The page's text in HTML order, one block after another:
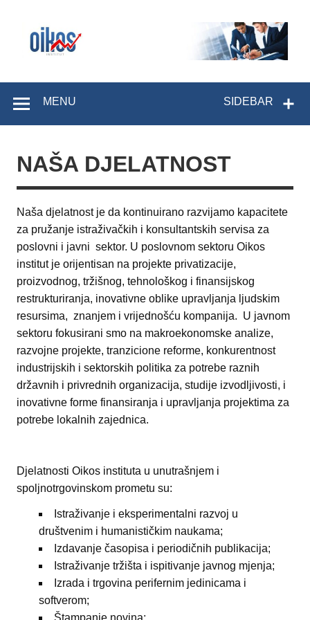
SIDEBAR
MENU
NAŠA DJELATNOST
Naša djelatnost je da kontinuirano razvijamo kapacitete
za pružanje istraživačkih i konsultantskih servisa za
poslovni i javni sektor. U poslovnom sektoru Oikos
institut je orijentisan na projekte privatizacije,
proizvodnog, tržišnog, tehnološkog i finansijskog
restrukturiranja, inovativne oblike upravljanja ljudskim
resursima, znanjem i vrijednošću kompanija. U javnom
sektoru fokusirani smo na makroekonomske analize,
razvojne projekte, tranzicione reforme, konkurentnost
industrijskih i sektorskih politika za potrebe raznih
državnih i privrednih organizacija, studije izvodljivosti, i
inovativne forme finansiranja i upravljanja projektima za
potrebe lokalnih zajednica.
Djelatnosti Oikos instituta u unutrašnjem i
spoljnotrgovinskom prometu su:
Istraživanje i eksperimentalni razvoj u
društvenim i humanističkim naukama;
Izdavanje časopisa i periodičnih publikacija;
Istraživanje tržišta i ispitivanje javnog mjenja;
Izrada i trgovina perifernim jedinicama i
softverom;
Štampanje novina;